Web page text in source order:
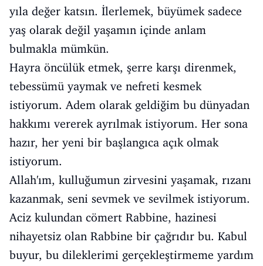
yıla değer katsın. İlerlemek, büyümek sadece
yaş olarak değil yaşamın içinde anlam
bulmakla mümkün.
Hayra öncülük etmek, şerre karşı direnmek,
tebessümü yaymak ve nefreti kesmek
istiyorum. Adem olarak geldiğim bu dünyadan
hakkımı vererek ayrılmak istiyorum. Her sona
hazır, her yeni bir başlangıca açık olmak
istiyorum.
Allah'ım, kulluğumun zirvesini yaşamak, rızanı
kazanmak, seni sevmek ve sevilmek istiyorum.
Aciz kulundan cömert Rabbine, hazinesi
nihayetsiz olan Rabbine bir çağrıdır bu. Kabul
buyur, bu dileklerimi gerçekleştirmeme yardım